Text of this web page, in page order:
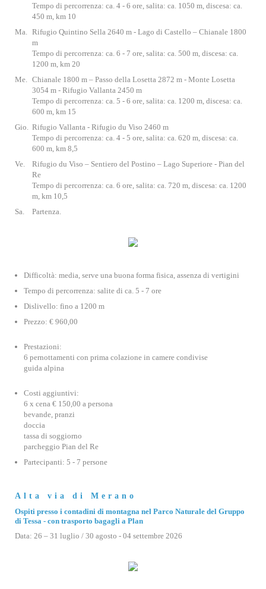
Tempo di percorrenza: ca. 4 - 6 ore, salita: ca. 1050 m, discesa: ca.
450 m, km 10
Ma. Rifugio Quintino Sella 2640 m - Lago di Castello – Chianale 1800
m
Tempo di percorrenza: ca. 6 - 7 ore, salita: ca. 500 m, discesa: ca.
1200 m, km 20
Me. Chianale 1800 m – Passo della Losetta 2872 m - Monte Losetta
3054 m - Rifugio Vallanta 2450 m
Tempo di percorrenza: ca. 5 - 6 ore, salita: ca. 1200 m, discesa: ca.
600 m, km 15
Gio. Rifugio Vallanta - Rifugio du Viso 2460 m
Tempo di percorrenza: ca. 4 - 5 ore, salita: ca. 620 m, discesa: ca.
600 m, km 8,5
Ve.
Rifugio du Viso – Sentiero del Postino – Lago Superiore - Pian del
Re
Tempo di percorrenza: ca. 6 ore, salita: ca. 720 m, discesa: ca. 1200
m, km 10,5
Sa.
Partenza.
Difficoltà: media, serve una buona forma fisica, assenza di vertigini
Tempo di percorrenza: salite di ca. 5 - 7 ore
Dislivello: fino a 1200 m
Prezzo: € 960,00
Prestazioni:
6 pernottamenti con prima colazione in camere condivise
guida alpina
Costi aggiuntivi:
6 x cena € 150,00 a persona
bevande, pranzi
doccia
tassa di soggiorno
parcheggio Pian del Re
Partecipanti: 5 - 7 persone
Alta via di Merano
Ospiti presso i contadini di montagna nel Parco Naturale del Gruppo
di Tessa - con trasporto bagagli a Plan
Data: 26 – 31 luglio / 30 agosto - 04 settembre 2026